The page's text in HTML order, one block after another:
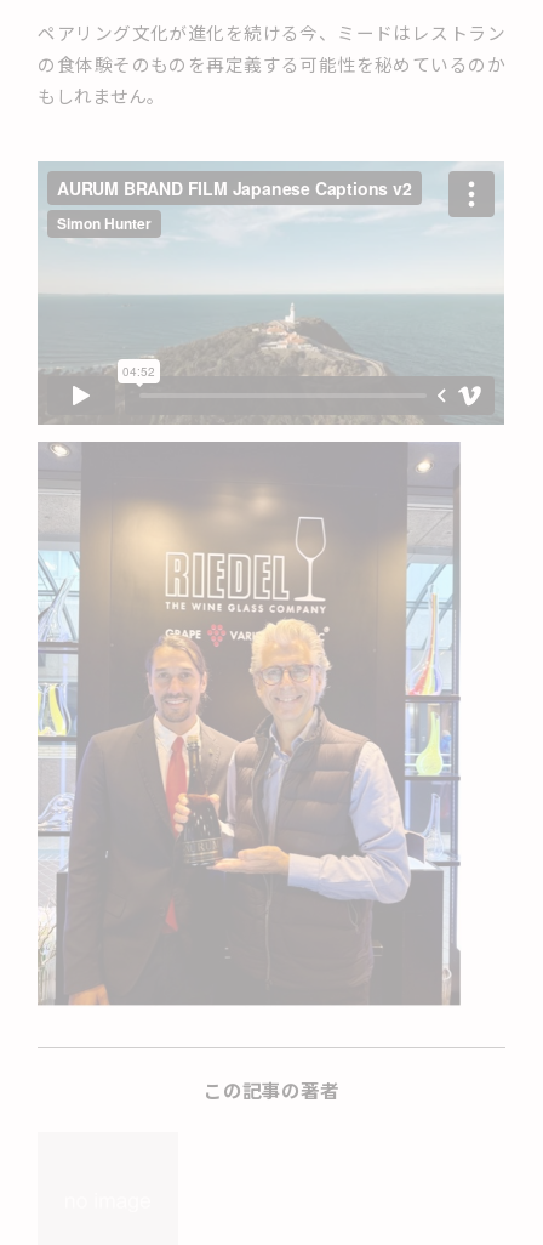
ペアリング文化が進化を続ける今、ミードはレストラン
の食体験そのものを再定義する可能性を秘めているのか
もしれません。
この記事の著者